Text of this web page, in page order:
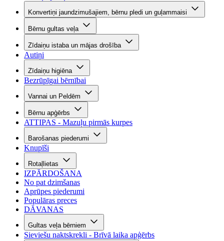
Konvertiņi jaundzimušajiem, bērnu pledi un guļammaisi
Bērnu gultas veļa
Zīdaiņu istaba un mājas drošība
Autiņi
Zīdaiņu higiēna
Bezrūpīgai bērnībai
Vannai un Peldēm
Bērnu apģērbs
ATTIPAS - Mazuļu pirmās kurpes
Barošanas piederumi
Knupīši
Rotaļlietas
IZPĀRDOŠANA
No pat dzimšanas
Aprūpes piederumi
Populāras preces
DĀVANAS
Gultas veļa bērniem
Sieviešu naktskrekli - Brīvā laika apģērbs